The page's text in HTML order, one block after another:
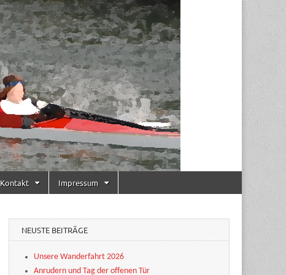
Kontakt Impressum
NEUSTE BEITRÄGE
Unsere Wanderfahrt 2026
Anrudern und Tag der offenen Tür